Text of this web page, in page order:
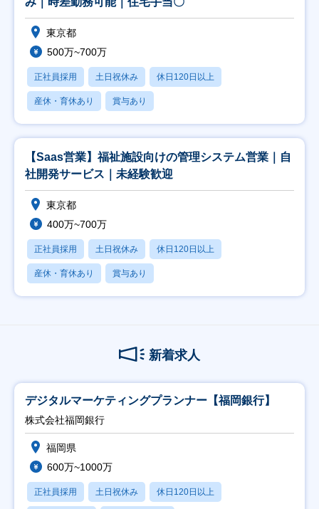
東京都
500万~700万
正社員採用 土日祝休み 休日120日以上
産休・育休あり 賞与あり
【Saas営業】福祉施設向けの管理システム営業｜自
社開発サービス｜未経験歓迎
東京都
400万~700万
正社員採用 土日祝休み 休日120日以上
産休・育休あり 賞与あり
新着求人
デジタルマーケティングプランナー【福岡銀行】
株式会社福岡銀行
福岡県
600万~1000万
正社員採用 土日祝休み 休日120日以上